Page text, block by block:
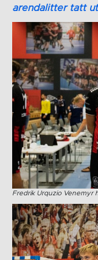
arendalitter tatt
Fredrik Urquzio Venemyr